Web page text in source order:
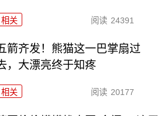
相关 阅读 24391
箭齐发！熊猫这一巴掌扇过
，大漂亮终于知疼
相关 阅读 20177